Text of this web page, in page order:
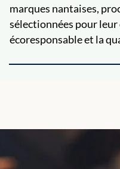
marques nantaises,
sélectionnées pour leur
écoresponsable et la